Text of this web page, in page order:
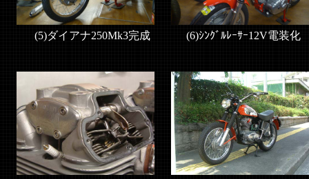
(5)ダイアナ250Mk3完成 (6)ｼﾝｸﾞﾙﾚｰｻｰ12V電装化